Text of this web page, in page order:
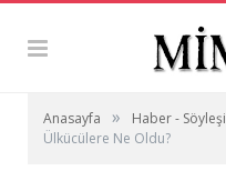
Anasayfa » Haber - Söyleşi
Ülkücülere Ne Oldu?